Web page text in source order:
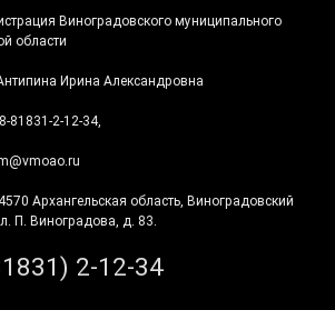
Виноградовского муниципального
области
Ирина Александровна
81831-2-12-34,
Архангельская область, Виноградовский
П. Виноградова, д. 83.
2-12-34